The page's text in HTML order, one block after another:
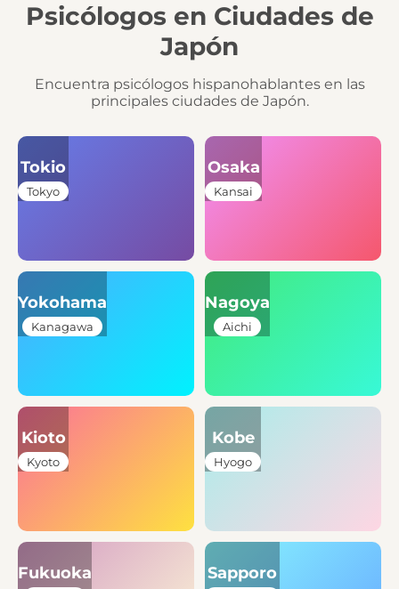
Psicólogos en Ciudades de
Japón
Encuentra psicólogos hispanohablantes en las
principales ciudades de Japón.
Tokio
Tokyo
Osaka
Kansai
Yokohama
Kanagawa
Nagoya
Aichi
Kioto
Kyoto
Kobe
Hyogo
Fukuoka Sapporo